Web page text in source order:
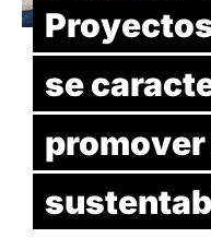
se